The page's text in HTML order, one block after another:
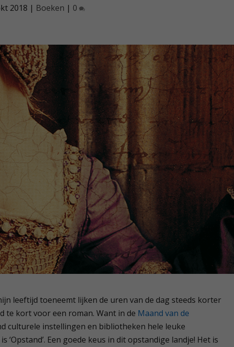
2018 | Boeken | 0
leeftijd toeneemt lijken de uren van de dag steeds korter
te kort voor een roman. Want in de Maand van de
culturele instellingen en bibliotheken hele leuke
Een goede keus in dit opstandige landje! Het is